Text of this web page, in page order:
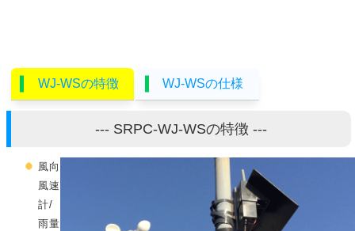
WJ-WSの特徴 WJ-WSの仕様
--- SRPC-WJ-WSの特徴 ---
風向
風速
計/
雨量